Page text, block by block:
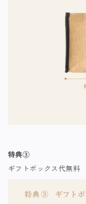
特典③
ギフトボックス代無料